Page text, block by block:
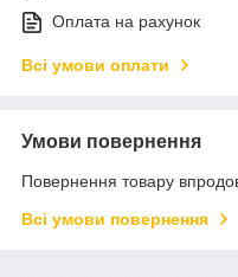
Оплата на рахунок
Всі умови оплати
Умови повернення
Повернення товару
Всі умови повернення